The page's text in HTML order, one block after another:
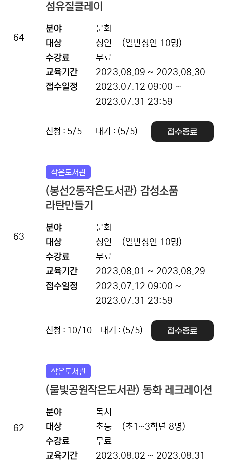
64
섬유질클레이
분야
문화
대상
성인
(일반성인 10명)
수강료
무료
교육기간
2023.08.09 ~ 2023.08.30
접수일정
2023.07.12 09:00 ~
2023.07.31 23:59
신청 : 5/5 대기 : (5/5) 접수종료
63
작은도서관
(봉선2동작은도서관) 감성소품
라탄만들기
분야
문화
대상
성인
(일반성인 10명)
수강료
무료
교육기간
2023.08.01 ~ 2023.08.29
접수일정
2023.07.12 09:00 ~
2023.07.31 23:59
신청 : 10/10 대기 : (5/5) 접수종료
62
작은도서관
(물빛공원작은도서관) 동화 레크레이션
분야
독서
대상
초등
(초1~3학년 8명)
수강료
무료
교육기간
2023.08.02 ~ 2023.08.31